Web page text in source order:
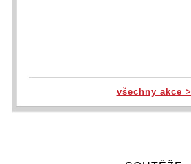
všechny akce >